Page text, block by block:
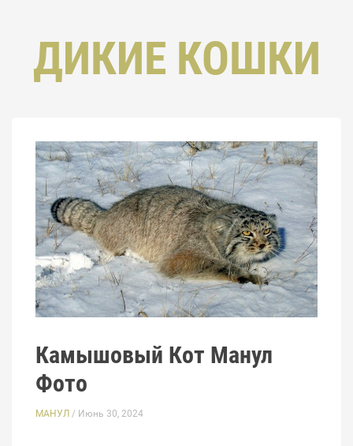
ДИКИЕ КОШКИ
Камышовый Кот Манул
Фото
МАНУЛ / Июнь 30, 2024